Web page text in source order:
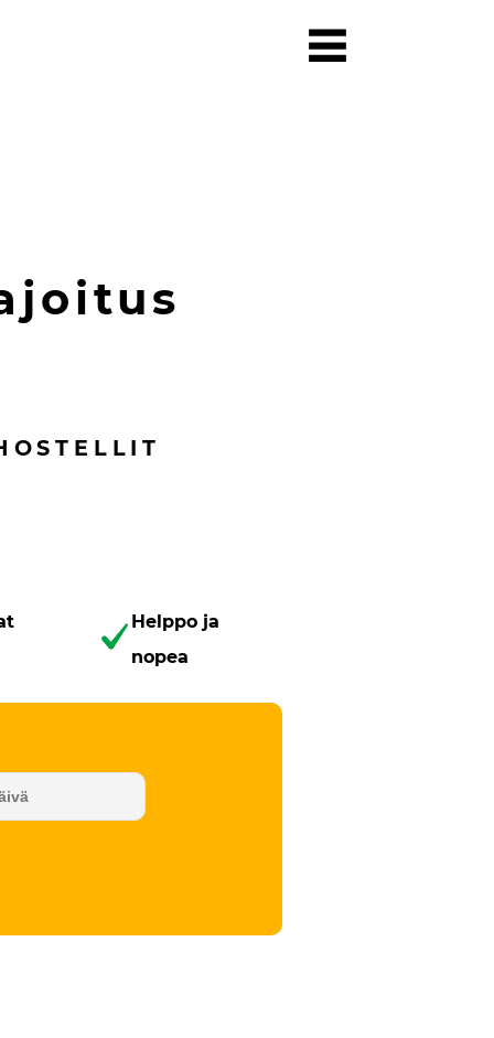
Helppo ja
nopea